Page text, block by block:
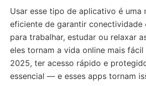
Usar esse tipo de aplicativo é uma
eficiente de garantir conectividade
para trabalhar, estudar ou relaxar
eles tornam a vida online mais fácil
2025, ter acesso rápido e
essencial — e esses apps tornam